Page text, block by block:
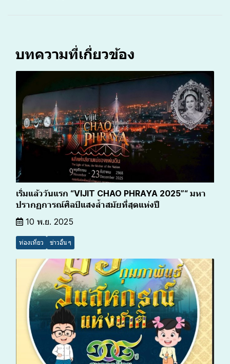
บทความที่เกี่ยวข้อง
เริ่มแล้ววันแรก “VIJIT CHAO PHRAYA 2025”“ มหา
ปรากฏการณ์ศิลป์แสงล้ำสมัยที่สุดแห่งปี
10 พ.ย. 2025
ท่องเที่ยว ข่าวอื่น ๆ